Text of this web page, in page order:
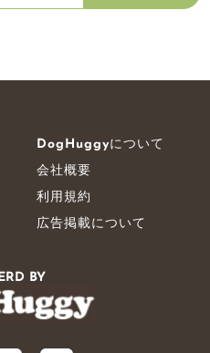
BY
DogHuggyについて
会社概要
利用規約
広告掲載について